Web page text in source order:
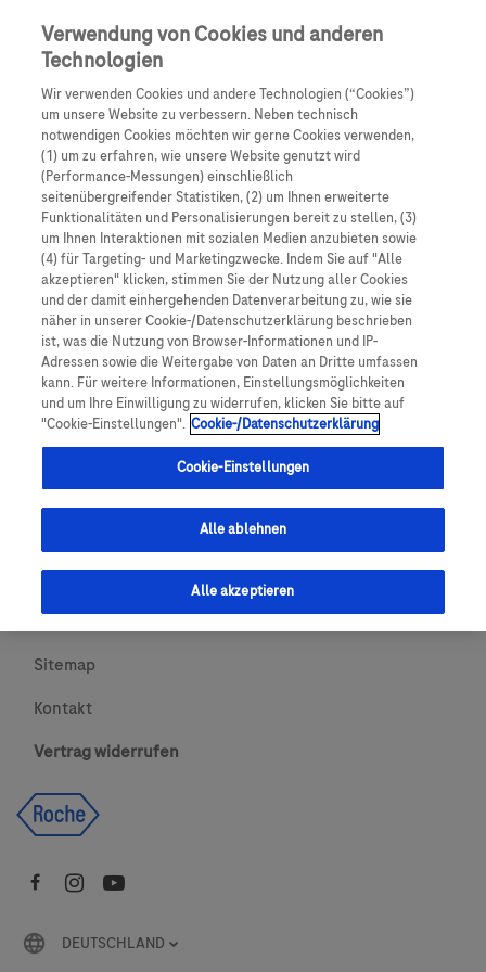
Skip to main content 0
Produkte Artikel
Es tut uns leid, aber es gibt keine Ergebnisse für:
Über Roche
Impressum
Rechtliche Hinweise
Datenschutz
Cookie-Einstellungen
Urheberrecht
Newsletter abonnieren
Sitemap
Kontakt
Vertrag widerrufen
DEUTSCHLAND
Verwendung von Cookies und anderen
Technologien
Wir verwenden Cookies und andere Technologien (“Cookies”)
um unsere Website zu verbessern. Neben technisch
notwendigen Cookies möchten wir gerne Cookies verwenden,
(1) um zu erfahren, wie unsere Website genutzt wird
(Performance-Messungen) einschließlich
seitenübergreifender Statistiken, (2) um Ihnen erweiterte
Funktionalitäten und Personalisierungen bereit zu stellen, (3)
um Ihnen Interaktionen mit sozialen Medien anzubieten sowie
(4) für Targeting- und Marketingzwecke. Indem Sie auf "Alle
akzeptieren" klicken, stimmen Sie der Nutzung aller Cookies
und der damit einhergehenden Datenverarbeitung zu, wie sie
näher in unserer Cookie-/Datenschutzerklärung beschrieben
ist, was die Nutzung von Browser-Informationen und IP-
Adressen sowie die Weitergabe von Daten an Dritte umfassen
kann. Für weitere Informationen, Einstellungsmöglichkeiten
und um Ihre Einwilligung zu widerrufen, klicken Sie bitte auf
"Cookie-Einstellungen". Cookie-/Datenschutzerklärung
Cookie-Einstellungen
Alle ablehnen
Alle akzeptieren